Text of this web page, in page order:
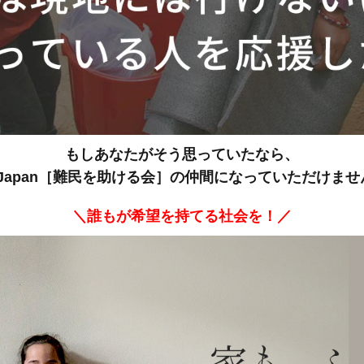
もしあなたがそう思っていたなら、
［難民を助ける会］の仲間になっていただけませ
＼誰もが希望を持てる社会を！／